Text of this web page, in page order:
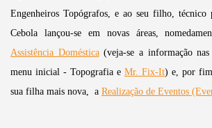
Engenheiros Topógrafos, e ao seu filho,
Cebola lançou-se em novas áreas,
Assistência Doméstica(veja-se a informação nas
menu inicial - Topografia e Mr. Fix-It) e, por
sua filha mais nova, a Realização de Eventos